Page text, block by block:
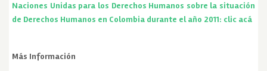
Naciones Unidas para los Derechos Humanos sobre la situación
de Derechos Humanos en Colombia durante el año 2011: clic acá
Más Información